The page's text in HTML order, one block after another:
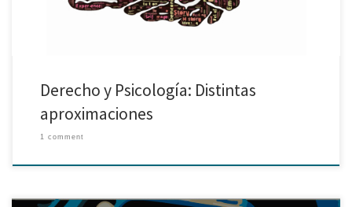
Derecho y Psicología: Distintas
aproximaciones
1 comment